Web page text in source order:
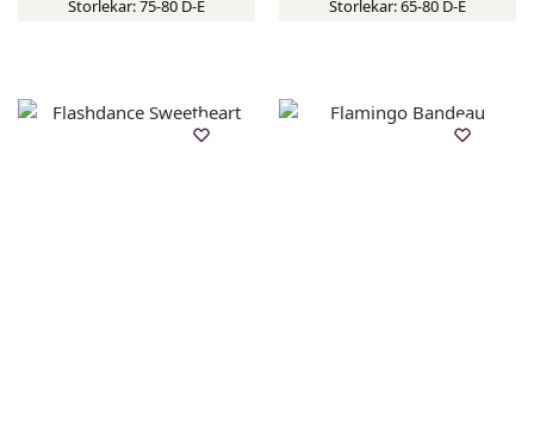
Storlekar: 75-80 D-E Storlekar: 65-80 D-E